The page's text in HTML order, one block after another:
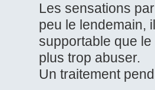
Les sensations
peu le lendemain,
supportable que
plus trop abuser.
Un traitement